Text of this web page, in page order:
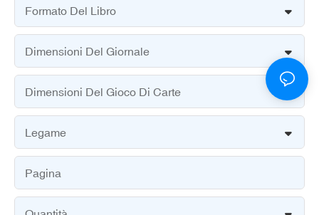
Formato Del Libro
Dimensioni Del Giornale
Dimensioni Del Gioco Di Carte
Legame
Pagina